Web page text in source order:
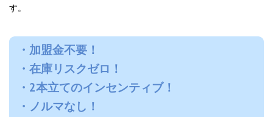
す。
・加盟金不要！
・在庫リスクゼロ！
・2本立てのインセンティブ！
・ノルマなし！